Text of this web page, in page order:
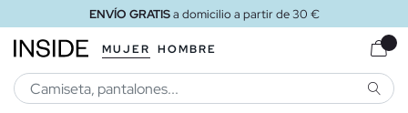
ENVÍO GRATISa domicilio a partir de 30 €
MUJER HOMBRE